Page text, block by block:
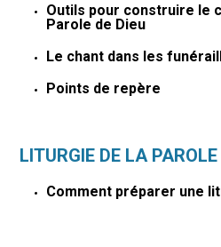
Outils pour construire le
Parole de Dieu
Le chant dans les
Points de repère
LITURGIE DE LA PAROLE
Comment préparer une